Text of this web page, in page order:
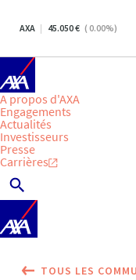
AXA 45.050 ( 0.00%)
A propos d'AXA
Engagements
Actualités
Investisseurs
Presse
Carrières
TOUS LES